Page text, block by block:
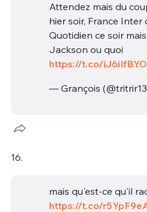
Attendez mais du
hier soir, France Inter
Quotidien ce soir
Jackson ou quoi
https://t.co/
— Grançois
16.
mais qu'est-ce qu'il
https://t.co/